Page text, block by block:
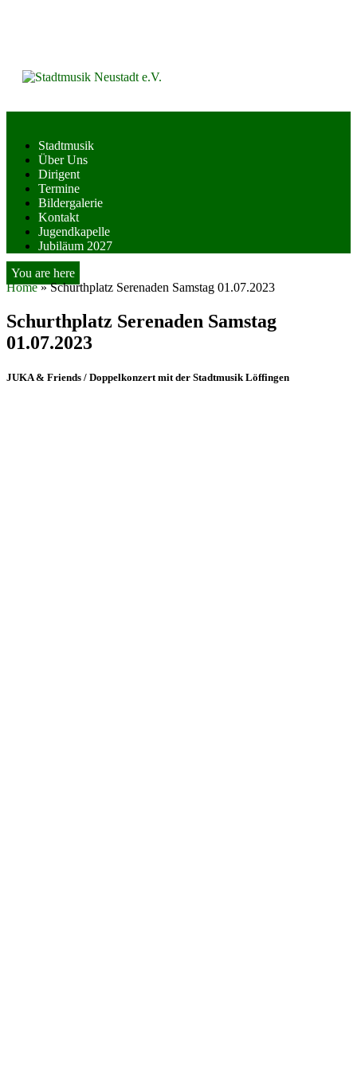
Stadtmusik
Über Uns
Dirigent
Termine
Bildergalerie
Kontakt
Jugendkapelle
Jubiläum 2027
You are here
Home»Schurthplatz Serenaden Samstag 01.07.2023
Schurthplatz Serenaden Samstag
01.07.2023
JUKA & Friends / Doppelkonzert mit der Stadtmusik Löffingen